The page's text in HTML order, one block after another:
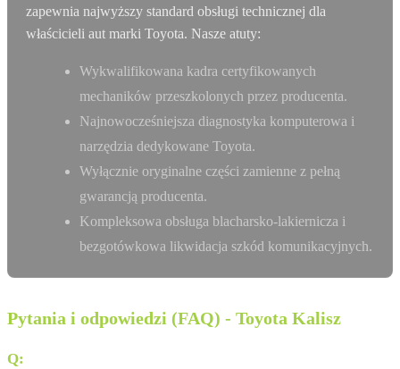
zapewnia najwyższy standard obsługi technicznej dla
właścicieli aut marki Toyota. Nasze atuty:
Wykwalifikowana kadra certyfikowanych
mechaników przeszkolonych przez producenta.
Najnowocześniejsza diagnostyka komputerowa i
narzędzia dedykowane Toyota.
Wyłącznie oryginalne części zamienne z pełną
gwarancją producenta.
Kompleksowa obsługa blacharsko-lakiernicza i
bezgotówkowa likwidacja szkód komunikacyjnych.
Pytania i odpowiedzi (FAQ) - Toyota Kalisz
Q: